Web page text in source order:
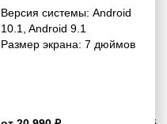
Grace 2014+(Left wheel /
with SRS) 7“
Версия системы: Android
10.1
,Android 9.1
Размер экрана: 7 дюймов